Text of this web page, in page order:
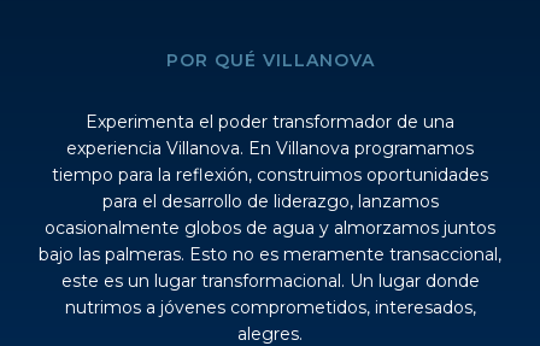
POR QUÉ VILLANOVA
Experimenta el poder transformador de una
experiencia Villanova. En Villanova programamos
tiempo para la reflexión, construimos oportunidades
para el desarrollo de liderazgo, lanzamos
ocasionalmente globos de agua y almorzamos juntos
bajo las palmeras. Esto no es meramente transaccional,
este es un lugar transformacional. Un lugar donde
nutrimos a jóvenes comprometidos, interesados,
alegres.